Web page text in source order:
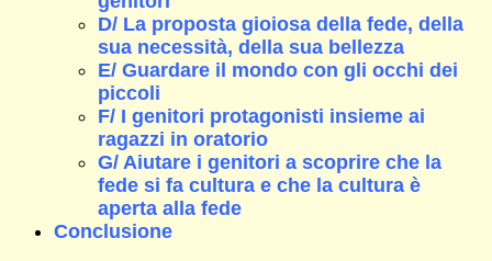
D/ La proposta gioiosa della fede, della
sua necessità, della sua bellezza
E/ Guardare il mondo con gli occhi dei
piccoli
F/ I genitori protagonisti insieme ai
ragazzi in oratorio
G/ Aiutare i genitori a scoprire che la
fede si fa cultura e che la cultura è
aperta alla fede
Conclusione